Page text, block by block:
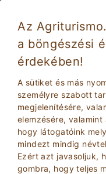
Az
a böngészési
érdekében!
A sütiket és más
személyre szabott
megjelenítésére,
elemzésére,
hogy látogatóink
mindezt mindig
Ezért azt javasoljuk,
gombra, hogy teljes
2Felnottek
0 Gyerekek